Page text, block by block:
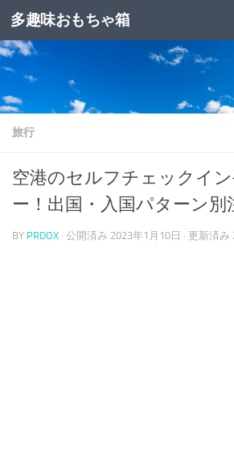
コンテンツへスキップ
多趣味おもちゃ箱
旅行
空港のセルフチェックイ
ー！出国・入国パターン別
BY PRDOX · 公開済み 2023年1月10日 · 更新済み